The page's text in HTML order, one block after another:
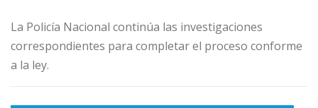
La Policía Nacional continúa las investigaciones
correspondientes para completar el proceso conforme
a la ley.